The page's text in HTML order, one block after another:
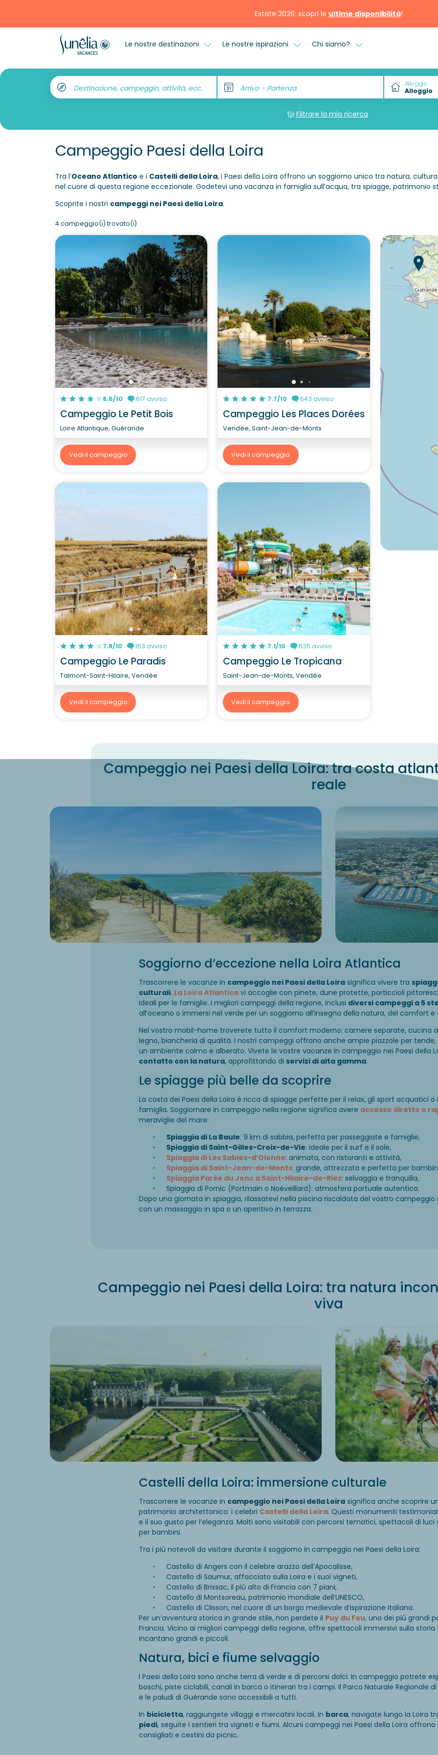
Estate 2026: scopri le ultime disponibilità!
Le nostre destinazioni Le nostre ispirazioni Chi siamo?
Destinazione, campeggio, attività, ecc. Arrivo - Partenza Alloggio
Filtrare la mia ricerca
Campeggio Paesi della Loira
Tra l’Oceano Atlantico e i Castelli della Loira, i Paesi della Loira offrono un soggiorno unico tra natura,
nel cuore di questa regione eccezionale. Godetevi una vacanza in famiglia sull’acqua, tra spiagge, patrimonio
Scoprite i nostri campeggi nei Paesi della Loira.
4 campeggio(i) trovato(i)
8.6/10 617 avviso
Campeggio Le Petit Bois
Loire Atlantique, Guérande
Vedi il campeggio
7.7/10 643 avviso
Campeggio Les Places Dorées
Vendée, Saint-Jean-de-Monts
Vedi il campeggio
7.8/10 163 avviso
Campeggio Le Paradis
Talmont-Saint-Hilaire, Vendée
Vedi il campeggio
7.1/10 635 avviso
Campeggio Le Tropicana
Saint-Jean-de-Monts, Vendée
Vedi il campeggio
Campeggio nei Paesi della Loira: tra costa
reale
Soggiorno d’eccezione nella Loira Atlantica
Trascorrere le vacanze in campeggio nei Paesi della Loira significa vivere tra
culturali. La Loira Atlantica vi accoglie con pinete, dune protette, porticcioli
ideali per le famiglie. I migliori campeggi della regione, inclusi diversi campeggi a 5
all’oceano o immersi nel verde per un soggiorno all’insegna della natura, del comfort e
Nel vostro mobil-home troverete tutto il comfort moderno: camere separate, cucina
legno, biancheria di qualità. I nostri campeggi offrono anche ampie piazzole per
un ambiente calmo e alberato. Vivete le vostre vacanze in campeggio nei Paesi della
contatto con la natura, approfittando di servizi di alta gamma.
Le spiagge più belle da scoprire
La costa dei Paesi della Loira è ricca di spiagge perfette per il relax, gli sport acquatici
famiglia. Soggiornare in campeggio nella regione significa avere accesso diretto o
meraviglie del mare:
Spiaggia di La Baule: 9 km di sabbia, perfetta per passeggiate e famiglie,
Spiaggia di Saint-Gilles-Croix-de-Vie: ideale per il surf e il sole,
Spiaggia di Les Sables-d’Olonne: animata, con ristoranti e attività,
Spiaggia di Saint-Jean-de-Monts: grande, attrezzata e perfetta per
Spiaggia Parée du Jonc a Saint-Hilaire-de-Riez: selvaggia e tranquilla,
Spiaggia di Pornic (Portmain o Noëveillard): atmosfera portuale autentica.
Dopo una giornata in spiaggia, rilassatevi nella piscina riscaldata del vostro campeggio
con un massaggio in spa o un aperitivo in terrazza.
Campeggio nei Paesi della Loira: tra natura
viva
Castelli della Loira: immersione culturale
Trascorrere le vacanze in campeggio nei Paesi della Loira significa anche scoprire
patrimonio architettonico: i celebri Castelli della Loira. Questi monumenti
e il suo gusto per l’eleganza. Molti sono visitabili con percorsi tematici, spettacoli di
per bambini.
Tra i più notevoli da visitare durante il soggiorno in campeggio nei Paesi della Loira:
Castello di Angers con il celebre arazzo dell’Apocalisse,
Castello di Saumur, affacciato sulla Loira e i suoi vigneti,
Castello di Brissac, il più alto di Francia con 7 piani,
Castello di Montsoreau, patrimonio mondiale dell’UNESCO,
Castello di Clisson, nel cuore di un borgo medievale d’ispirazione italiana.
Per un’avventura storica in grande stile, non perdete il Puy du Fou, uno dei più grandi
Francia. Vicino ai migliori campeggi della regione, offre spettacoli immersivi sulla
incantano grandi e piccoli.
Natura, bici e fiume selvaggio
I Paesi della Loira sono anche terra di verde e di percorsi dolci. In campeggio potrete
boschi, piste ciclabili, canali in barca o itinerari tra i campi. Il Parco Naturale Regionale di
e le paludi di Guérande sono accessibili a tutti.
In bicicletta, raggiungete villaggi e mercatini locali. In barca, navigate lungo la Loira
piedi, seguite i sentieri tra vigneti e fiumi. Alcuni campeggi nei Paesi della Loira offrono
consigliati e cestini da picnic.